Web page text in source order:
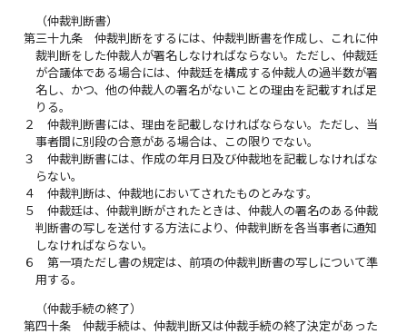
（仲裁判断書）
第三十九条
仲裁判断をするには、仲裁判断書を作成し、これに仲
裁判断をした仲裁人が署名しなければならない。ただし、仲裁廷
が合議体である場合には、仲裁廷を構成する仲裁人の過半数が署
名し、かつ、他の仲裁人の署名がないことの理由を記載すれば足
りる。
２
仲裁判断書には、理由を記載しなければならない。ただし、当
事者間に別段の合意がある場合は、この限りでない。
３
仲裁判断書には、作成の年月日及び仲裁地を記載しなければな
らない。
４
仲裁判断は、仲裁地においてされたものとみなす。
５
仲裁廷は、仲裁判断がされたときは、仲裁人の署名のある仲裁
判断書の写しを送付する方法により、仲裁判断を各当事者に通知
しなければならない。
６
第一項ただし書の規定は、前項の仲裁判断書の写しについて準
用する。
（仲裁手続の終了）
第四十条
仲裁手続は、仲裁判断又は仲裁手続の終了決定があった